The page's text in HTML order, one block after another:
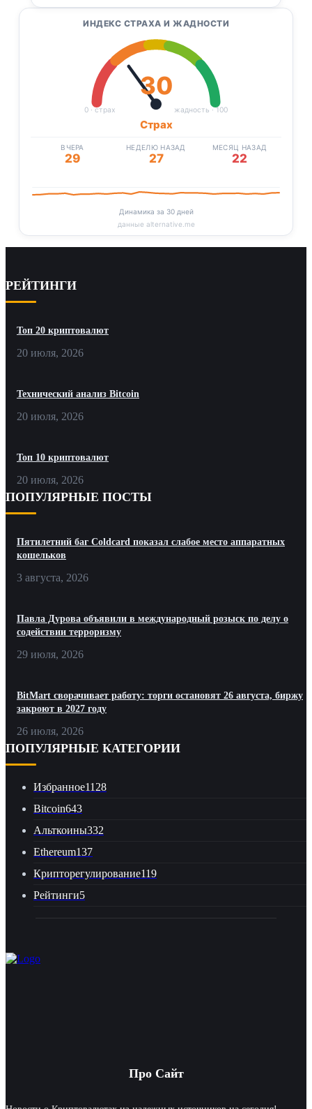
ИНДЕКС СТРАХА И ЖАДНОСТИ
0 · страх жадность · 100
30
Страх
ВЧЕРА
29
НЕДЕЛЮ НАЗАД
27
МЕСЯЦ НАЗАД
22
Динамика за 30 дней
данные alternative.me
РЕЙТИНГИ
Топ 20 криптовалют
20 июля, 2026
Технический анализ Bitcoin
20 июля, 2026
Топ 10 криптовалют
20 июля, 2026
ПОПУЛЯРНЫЕ ПОСТЫ
Пятилетний баг Coldcard показал слабое место аппаратных
кошельков
3 августа, 2026
Павла Дурова объявили в международный розыск по делу о
содействии терроризму
29 июля, 2026
BitMart сворачивает работу: торги остановят 26 августа, биржу
закроют в 2027 году
26 июля, 2026
ПОПУЛЯРНЫЕ КАТЕГОРИИ
Избранное1128
Bitcoin643
Альткоины332
Ethereum137
Крипторегулирование119
Рейтинги5
Про Сайт